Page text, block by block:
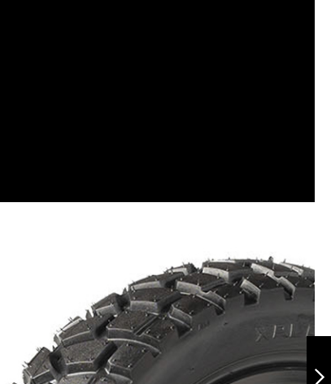
Terrasport
120/80-18 TL